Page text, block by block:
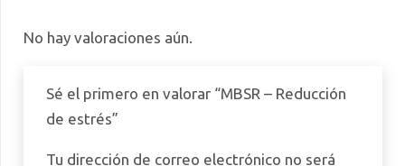
No hay valoraciones aún.
Sé el primero en valorar “MBSR – Reducción
de estrés”
Tu dirección de correo electrónico no será